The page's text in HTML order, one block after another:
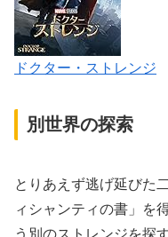
ドクター・ストレンジ
別世界の探索
とりあえず逃げ延びた
ィシャンティの書」を
う別のストレンジを探